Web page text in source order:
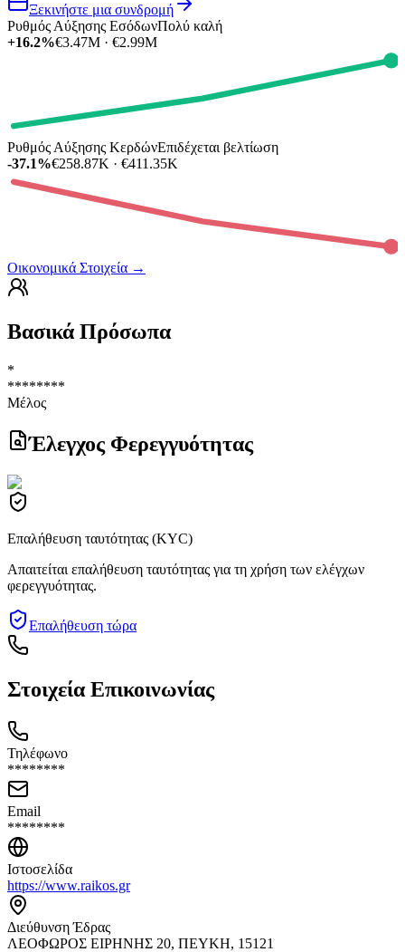
Ξεκινήστε μια συνδρομή
Ρυθμός Αύξησης ΕσόδωνΠολύ καλή
+16.2%€3.47M · €2.99M
Ρυθμός Αύξησης ΚερδώνΕπιδέχεται βελτίωση
-37.1%€258.87K · €411.35K
Οικονομικά Στοιχεία →
Βασικά Πρόσωπα
*
********
Μέλος
Έλεγχος Φερεγγυότητας
Επαλήθευση ταυτότητας (KYC)
Απαιτείται επαλήθευση ταυτότητας για τη χρήση των ελέγχων
φερεγγυότητας.
Επαλήθευση τώρα
Στοιχεία Επικοινωνίας
Τηλέφωνο
********
Email
********
Ιστοσελίδα
https://www.raikos.gr
Διεύθυνση Έδρας
ΛΕΟΦΩΡΟΣ ΕΙΡΗΝΗΣ 20, ΠΕΥΚΗ, 15121